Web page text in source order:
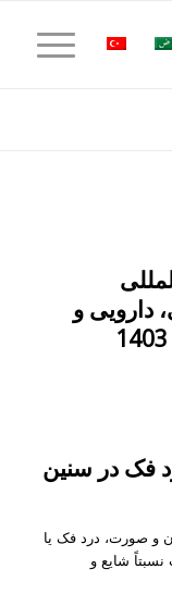
دارویی و
فک در سنین
و صورت، درد فک یا
شایع و